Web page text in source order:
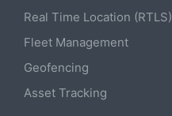
Real Time Location (RTLS)
Fleet Management
Geofencing
Asset Tracking